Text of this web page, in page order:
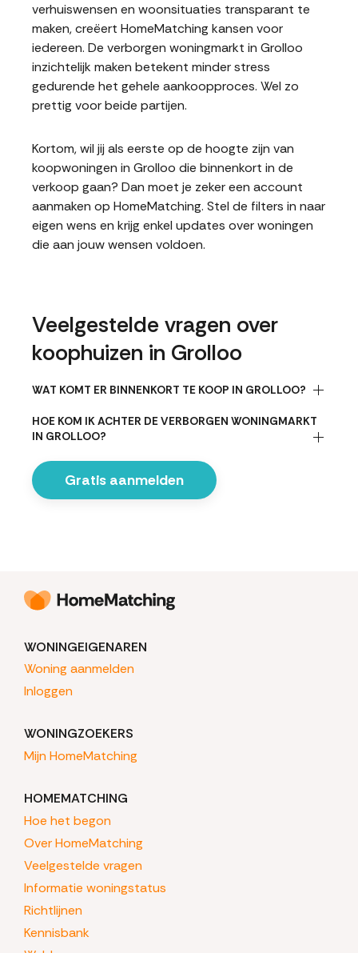
verhuiswensen en woonsituaties transparant te
maken, creëert HomeMatching kansen voor
iedereen. De verborgen woningmarkt in Grolloo
inzichtelijk maken betekent minder stress
gedurende het gehele aankoopproces. Wel zo
prettig voor beide partijen.
Kortom, wil jij als eerste op de hoogte zijn van
koopwoningen in Grolloo die binnenkort in de
verkoop gaan? Dan moet je zeker een account
aanmaken op HomeMatching. Stel de filters in naar
eigen wens en krijg enkel updates over woningen
die aan jouw wensen voldoen.
Veelgestelde vragen over
koophuizen in Grolloo
WAT KOMT ER BINNENKORT TE KOOP IN GROLLOO?
HOE KOM IK ACHTER DE VERBORGEN WONINGMARKT
IN GROLLOO?
Gratis aanmelden
WONINGEIGENAREN
Woning aanmelden
Inloggen
WONINGZOEKERS
Mijn HomeMatching
HOMEMATCHING
Hoe het begon
Over HomeMatching
Veelgestelde vragen
Informatie woningstatus
Richtlijnen
Kennisbank